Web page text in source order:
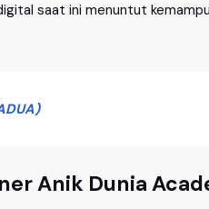
saat ini menuntut
Anik Dunia